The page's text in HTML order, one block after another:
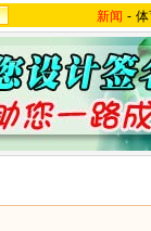
新闻 -